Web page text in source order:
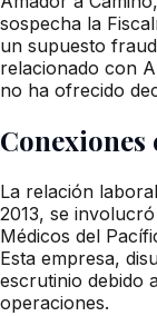
sospecha la
un supuesto
relacionado con
no ha ofrecido
Conexiones
La relación
2013, se
Médicos del
Esta empresa,
escrutinio debido
operaciones.